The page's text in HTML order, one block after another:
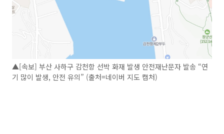
▲[속보] 부산 사하구 감천항 선박 화재 발생 안전재난문자 발송 “연
기 많이 발생, 안전 유의” (출처=네이버 지도 캡처)